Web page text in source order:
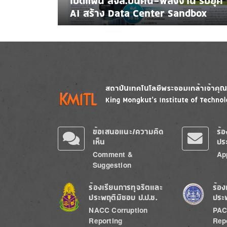
AI สร้าง Data Center Sandbox
Image Image
ข้อเสนอแนะ/ความคิด
เห็น
Comment &
Suggestion
ร้
ป
Image
ร้องเรียนการทุจริตและ
ประพฤติมิชอบ ป.ป.ช.
NACC Corruption
Reporting
Image
ร้อ
ปร